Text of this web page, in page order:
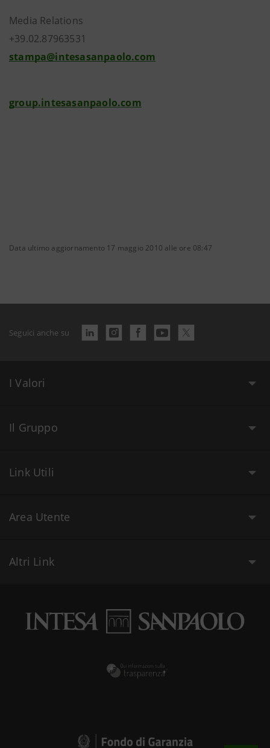
Media Relations
+39.02.87963531
stampa@intesasanpaolo.com
group.intesasanpaolo.com
Data ultimo aggiornamento 17 maggio 2010 alle ore 08:47
Seguici anche su
I Valori
Il Gruppo
Link Utili
Area Utente
Altri Link